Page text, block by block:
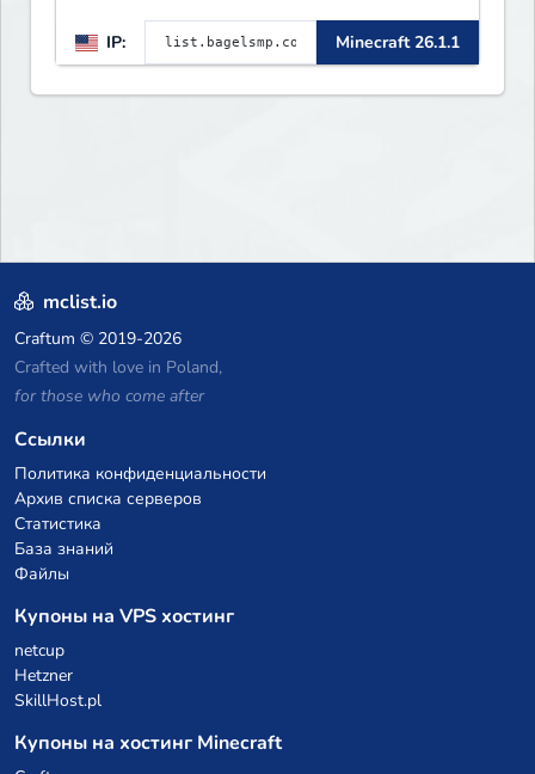
IP: Minecraft 26.1.1
mclist.io
Craftum © 2019-2026
Crafted with love in Poland,
for those who come after
Ссылки
Политика конфиденциальности
Архив списка серверов
Статистика
База знаний
Файлы
Купоны на VPS хостинг
netcup
Hetzner
SkillHost.pl
Купоны на хостинг Minecraft